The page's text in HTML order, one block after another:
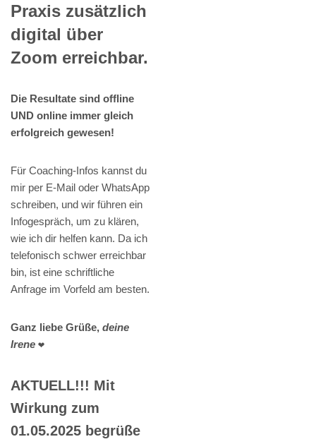
Praxis zusätzlich
digital über
Zoom erreichbar.
Die Resultate sind offline
UND online immer gleich
erfolgreich gewesen!
Für Coaching-Infos kannst du
mir per E-Mail oder WhatsApp
schreiben, und wir führen ein
Infogespräch, um zu klären,
wie ich dir helfen kann. Da ich
telefonisch schwer erreichbar
bin, ist eine schriftliche
Anfrage im Vorfeld am besten.
Ganz liebe Grüße, deine
Irene ❤️
AKTUELL!!! Mit
Wirkung zum
01.05.2025 begrüße